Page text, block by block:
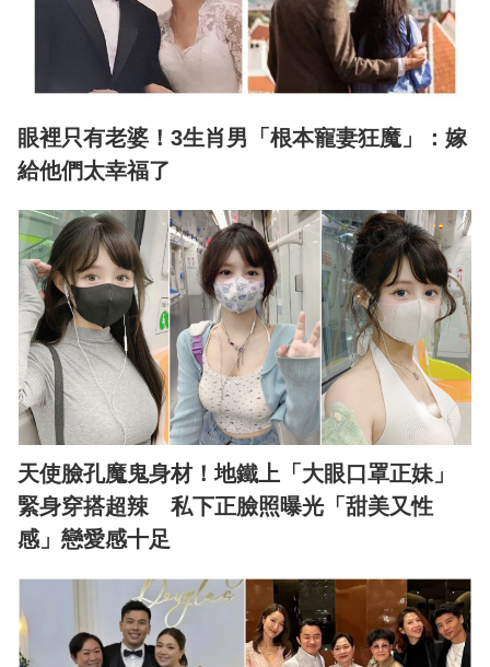
眼裡只有老婆！3生肖男「根本寵妻狂魔」：嫁
給他們太幸福了
天使臉孔魔鬼身材！地鐵上「大眼口罩正妹」
緊身穿搭超辣 私下正臉照曝光「甜美又性
感」戀愛感十足